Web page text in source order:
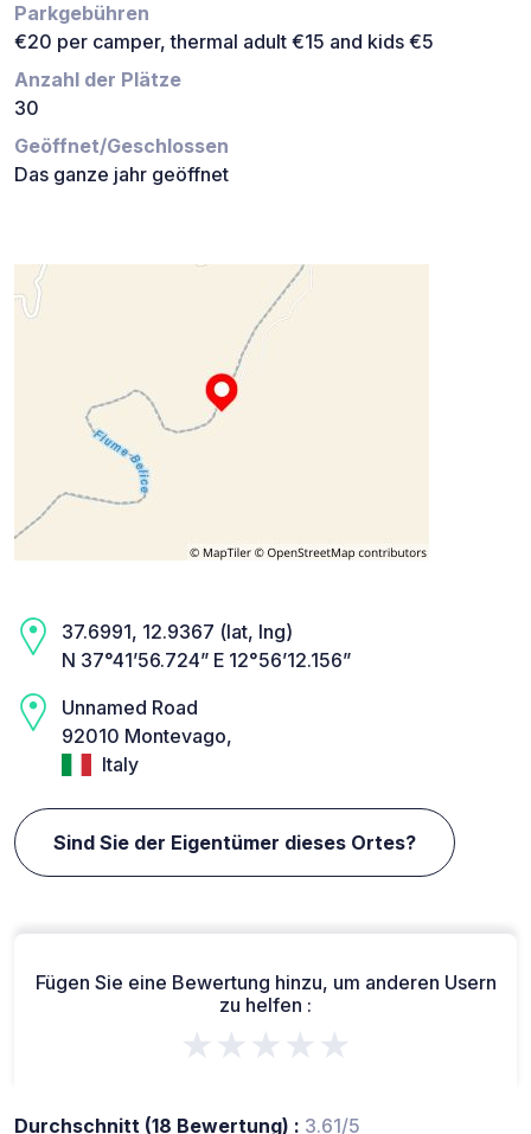
Parkgebühren
€20 per camper, thermal adult €15 and kids €5
Anzahl der Plätze
30
Geöffnet/Geschlossen
Das ganze jahr geöffnet
37.6991, 12.9367 (lat, lng)
N 37°41’56.724” E 12°56’12.156”
Unnamed Road
92010 Montevago,
Italy
Sind Sie der Eigentümer dieses Ortes?
Fügen Sie eine Bewertung hinzu, um anderen Usern
zu helfen :
★★★★★
Durchschnitt (18 Bewertung) : 3.61/5